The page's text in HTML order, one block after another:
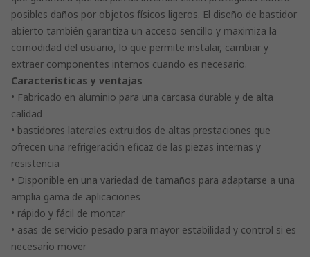
posibles daños por objetos físicos ligeros. El diseño de bastidor
abierto también garantiza un acceso sencillo y maximiza la
comodidad del usuario, lo que permite instalar, cambiar y
extraer componentes internos cuando es necesario.
Características y ventajas
• Fabricado en aluminio para una carcasa durable y de alta
calidad
• bastidores laterales extruidos de altas prestaciones que
ofrecen una refrigeración eficaz de las piezas internas y
resistencia
• Disponible en una variedad de tamaños para adaptarse a una
amplia gama de aplicaciones
• rápido y fácil de montar
• asas de servicio pesado para mayor estabilidad y control si es
necesario mover